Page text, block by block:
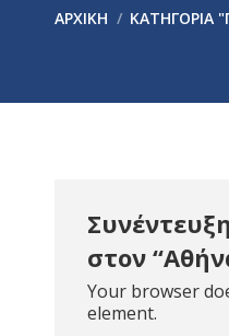
ΑΡΧΙΚΉ ΚΑΤΗΓΟΡΊΑ
στον
Your browser
element.